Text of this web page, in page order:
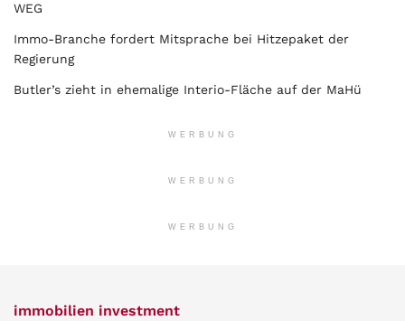
WEG
Immo-Branche fordert Mitsprache bei Hitzepaket der
Regierung
Butler’s zieht in ehemalige Interio-Fläche auf der MaHü
WERBUNG
WERBUNG
WERBUNG
immobilien investment